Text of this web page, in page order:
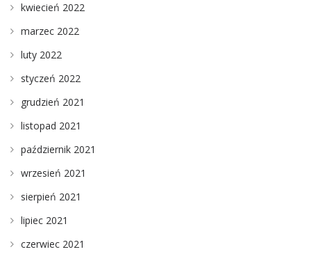
kwiecień 2022
marzec 2022
luty 2022
styczeń 2022
grudzień 2021
listopad 2021
październik 2021
wrzesień 2021
sierpień 2021
lipiec 2021
czerwiec 2021